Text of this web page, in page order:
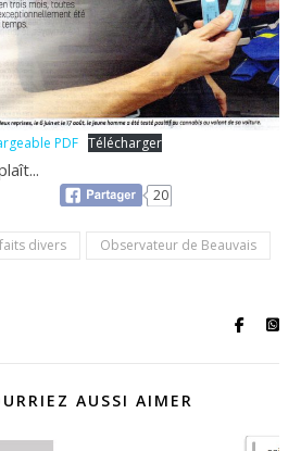
PDF Télécharger
20
faits divers
Observateur de Beauvais
AUSSI AIMER